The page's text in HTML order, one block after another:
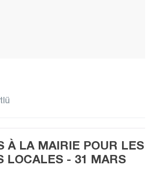
À LA MAIRIE POUR LES
LOCALES - 31 MARS